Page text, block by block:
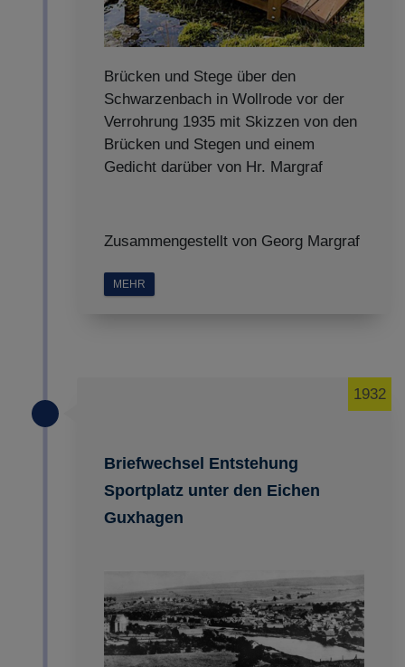
Brücken und Stege über den
Schwarzenbach in Wollrode vor der
Verrohrung 1935 mit Skizzen von den
Brücken und Stegen und einem
Gedicht darüber von Hr. Margraf
Zusammengestellt von Georg Margraf
MEHR
Briefwechsel Entstehung
Sportplatz unter den Eichen
Guxhagen
1932